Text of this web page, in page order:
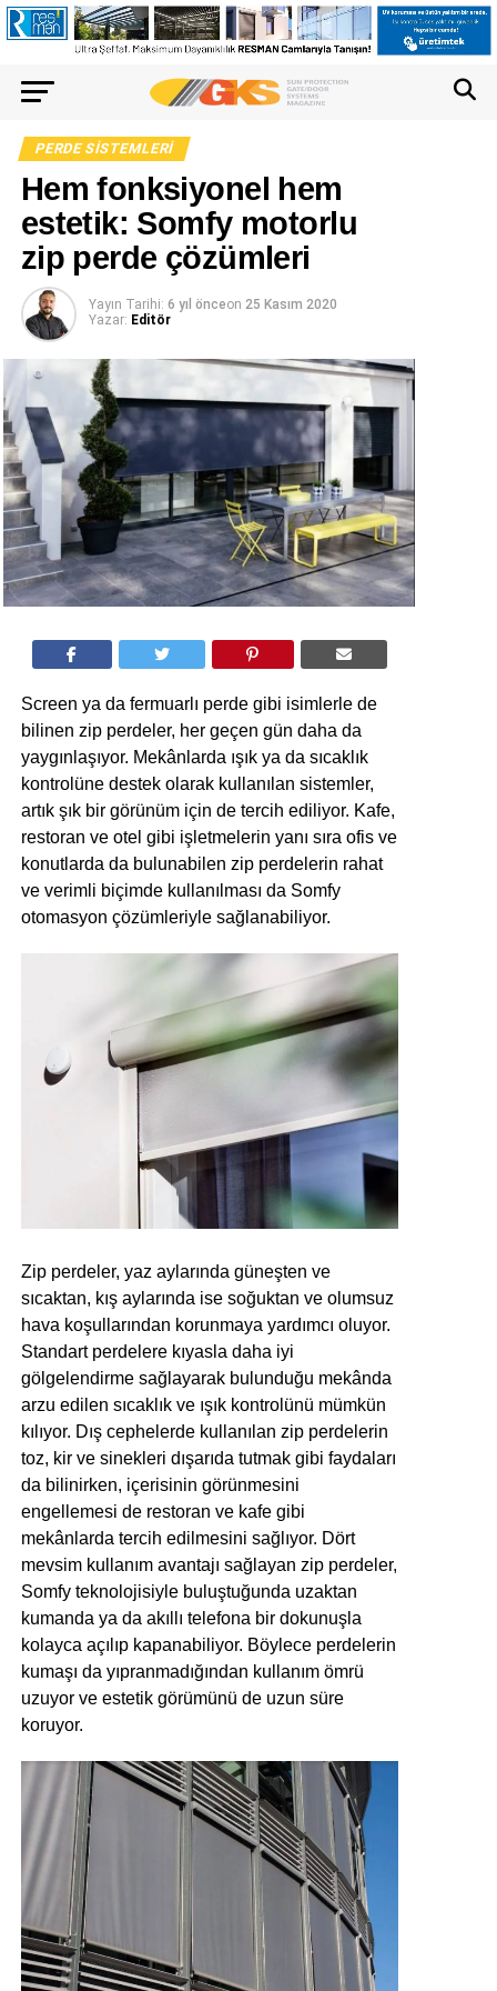
PERDE SISTEMLERI
Hem fonksiyonel hem
estetik: Somfy motorlu
zip perde çözümleri
Yayın Tarihi: 6 yıl önceon 25 Kasım 2020
Yazar: Editör
Screen ya da fermuarlı perde gibi isimlerle de
bilinen zip perdeler, her geçen gün daha da
yaygınlaşıyor. Mekânlarda ışık ya da sıcaklık
kontrolüne destek olarak kullanılan sistemler,
artık şık bir görünüm için de tercih ediliyor. Kafe,
restoran ve otel gibi işletmelerin yanı sıra ofis ve
konutlarda da bulunabilen zip perdelerin rahat
ve verimli biçimde kullanılması da Somfy
otomasyon çözümleriyle sağlanabiliyor.
Zip perdeler, yaz aylarında güneşten ve
sıcaktan, kış aylarında ise soğuktan ve olumsuz
hava koşullarından korunmaya yardımcı oluyor.
Standart perdelere kıyasla daha iyi
gölgelendirme sağlayarak bulunduğu mekânda
arzu edilen sıcaklık ve ışık kontrolünü mümkün
kılıyor. Dış cephelerde kullanılan zip perdelerin
toz, kir ve sinekleri dışarıda tutmak gibi faydaları
da bilinirken, içerisinin görünmesini
engellemesi de restoran ve kafe gibi
mekânlarda tercih edilmesini sağlıyor. Dört
mevsim kullanım avantajı sağlayan zip perdeler,
Somfy teknolojisiyle buluştuğunda uzaktan
kumanda ya da akıllı telefona bir dokunuşla
kolayca açılıp kapanabiliyor. Böylece perdelerin
kumaşı da yıpranmadığından kullanım ömrü
uzuyor ve estetik görümünü de uzun süre
koruyor.